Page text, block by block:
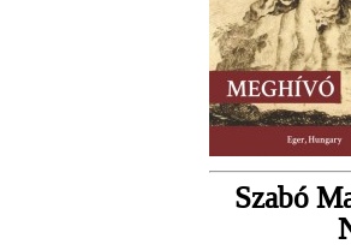
Szabó